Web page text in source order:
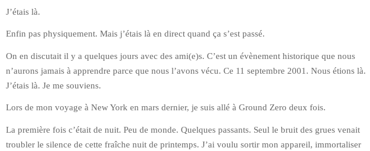
J’étais là.
Enfin pas physiquement. Mais j’étais là en direct quand ça s’est passé.
On en discutait il y a quelques jours avec des ami(e)s. C’est un évènement historique que nous
n’aurons jamais à apprendre parce que nous l’avons vécu. Ce 11 septembre 2001. Nous étions là.
J’étais là. Je me souviens.
Lors de mon voyage à New York en mars dernier, je suis allé à Ground Zero deux fois.
La première fois c’était de nuit. Peu de monde. Quelques passants. Seul le bruit des grues venait
troubler le silence de cette fraîche nuit de printemps. J’ai voulu sortir mon appareil, immortaliser